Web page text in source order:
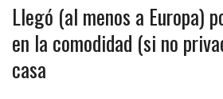
Llegó (al menos a Europa)
en la comodidad (si no
casa